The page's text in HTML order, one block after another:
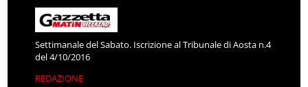
Settimanale del Sabato. Iscrizione al Tribunale di Aosta n.4
del 4/10/2016
REDAZIONE